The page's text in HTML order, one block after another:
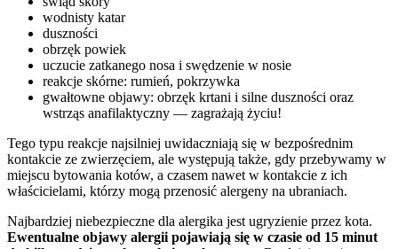
wodnisty katar
duszności
obrzęk powiek
uczucie zatkanego nosa i swędzenie w nosie
reakcje skórne: rumień, pokrzywka
gwałtowne objawy: obrzęk krtani i silne duszności oraz
wstrząs anafilaktyczny — zagrażają życiu!
Tego typu reakcje najsilniej uwidaczniają się w bezpośrednim
kontakcie ze zwierzęciem, ale występują także, gdy przebywamy w
miejscu bytowania kotów, a czasem nawet w kontakcie z ich
właścicielami, którzy mogą przenosić alergeny na ubraniach.
Najbardziej niebezpieczne dla alergika jest ugryzienie przez kota.
Ewentualne objawy alergii pojawiają się w czasie od 15 minut